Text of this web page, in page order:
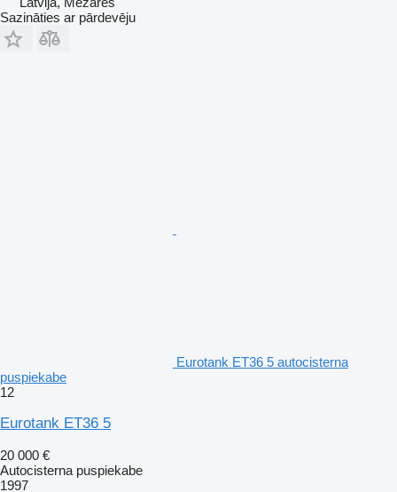
Sazināties ar pārdevēju
Eurotank ET36 5 autocisterna
puspiekabe
12
Eurotank ET36 5
20 000 €
Autocisterna puspiekabe
1997